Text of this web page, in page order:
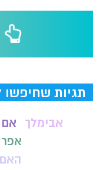
תגיות שחיפשו
אבימלך
אם